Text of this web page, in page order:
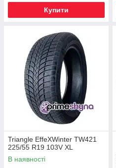
Купити
Triangle EffeXWinter TW421
225/55 R19 103V XL
В наявності